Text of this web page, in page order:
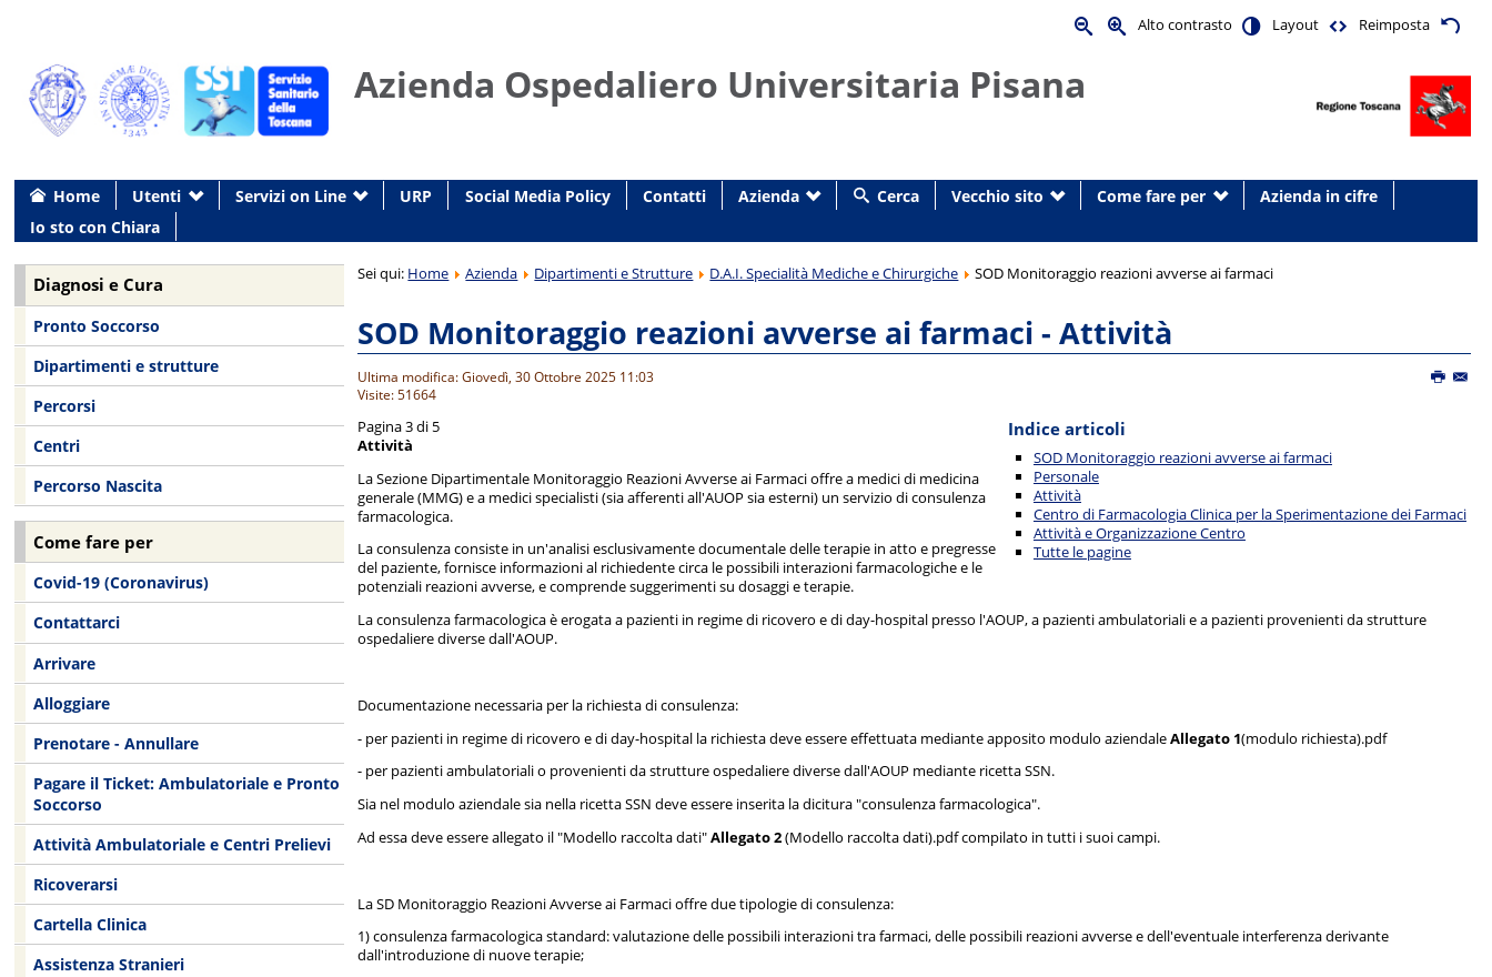
Alto contrasto Layout Reimposta
Azienda Ospedaliero Universitaria Pisana
Home Utenti Servizi on Line URP Social Media Policy Contatti Azienda Cerca Vecchio sito Come fare per
Azienda in cifre
Io sto con Chiara
Sei qui: Home Azienda Dipartimenti e Strutture D.A.I. Specialità Mediche e Chirurgiche SOD Monitoraggio reazioni avverse ai farmaci
SOD Monitoraggio reazioni avverse ai farmaci - Attività
Ultima modifica: Giovedì, 30 Ottobre 2025 11:03
Visite: 51664
Indice articoli
SOD Monitoraggio reazioni avverse ai farmaci
Personale
Attività
Centro di Farmacologia Clinica per la Sperimentazione dei Farmaci
Attività e Organizzazione Centro
Tutte le pagine
Pagina 3 di 5
Attività
La Sezione Dipartimentale Monitoraggio Reazioni Avverse ai Farmaci offre a medici di medicina
generale (MMG) e a medici specialisti (sia afferenti all'AUOP sia esterni) un servizio di consulenza
farmacologica.
La consulenza consiste in un'analisi esclusivamente documentale delle terapie in atto e pregresse
del paziente, fornisce informazioni al richiedente circa le possibili interazioni farmacologiche e le
potenziali reazioni avverse, e comprende suggerimenti su dosaggi e terapie.
La consulenza farmacologica è erogata a pazienti in regime di ricovero e di day-hospital presso l'AOUP, a pazienti ambulatoriali e a pazienti provenienti da strutture
ospedaliere diverse dall'AOUP.
Documentazione necessaria per la richiesta di consulenza:
- per pazienti in regime di ricovero e di day-hospital la richiesta deve essere effettuata mediante apposito modulo aziendaleAllegato 1(modulo richiesta).pdf
- per pazienti ambulatoriali o provenienti da strutture ospedaliere diverse dall'AOUP mediante ricetta SSN.
Sia nel modulo aziendale sia nella ricetta SSN deve essere inserita la dicitura "consulenza farmacologica".
Ad essa deve essere allegato il "Modello raccolta dati"Allegato 2(Modello raccolta dati).pdf compilato in tutti i suoi campi.
La SD Monitoraggio Reazioni Avverse ai Farmaci offre due tipologie di consulenza:
1) consulenza farmacologica standard: valutazione delle possibili interazioni tra farmaci, delle possibili reazioni avverse e dell'eventuale interferenza derivante
dall'introduzione di nuove terapie;
Diagnosi e Cura
Pronto Soccorso
Dipartimenti e strutture
Percorsi
Centri
Percorso Nascita
Come fare per
Covid-19 (Coronavirus)
Contattarci
Arrivare
Alloggiare
Prenotare - Annullare
Pagare il Ticket: Ambulatoriale e Pronto
Soccorso
Attività Ambulatoriale e Centri Prelievi
Ricoverarsi
Cartella Clinica
Assistenza Stranieri